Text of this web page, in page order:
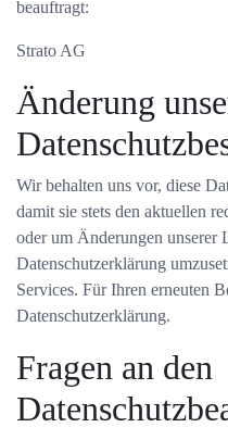
beauftragt:
Strato AG
Änderung
Wir behalten uns vor, diese
damit sie stets den aktuellen
oder um Änderungen unserer
Datenschutzerklärung
Services. Für Ihren erneuten
Datenschutzerklärung.
Fragen an den